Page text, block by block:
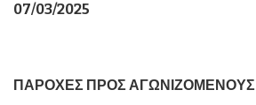
07/03/2025
ΠΑΡΟΧΕΣ ΠΡΟΣ ΑΓΩΝΙΖΟΜΕΝΟΥΣ